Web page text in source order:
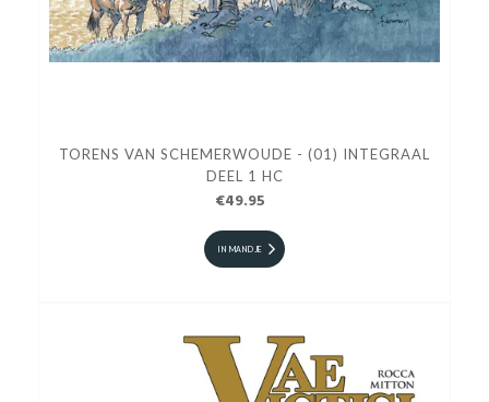
TORENS VAN SCHEMERWOUDE - (01) INTEGRAAL
DEEL 1 HC
€49.95
IN MANDJE